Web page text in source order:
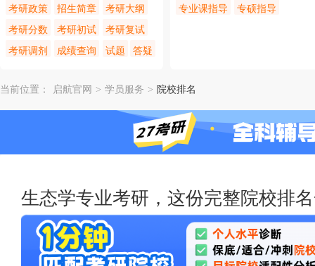
考研政策
招生简章
考研大纲
考研分数
考研初试
考研复试
考研调剂
成绩查询 试题 答疑
专业课指导
专硕指导
当前位置： 启航官网 > 学员服务 > 院校排名
生态学专业考研，这份完整院校排